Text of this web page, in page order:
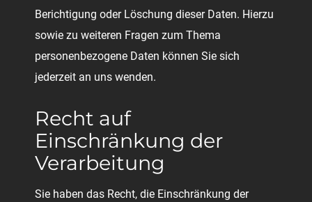
Berichtigung oder Löschung dieser Daten. Hierzu
sowie zu weiteren Fragen zum Thema
personenbezogene Daten können Sie sich
jederzeit an uns wenden.
Recht auf
Einschränkung der
Verarbeitung
Sie haben das Recht, die Einschränkung der